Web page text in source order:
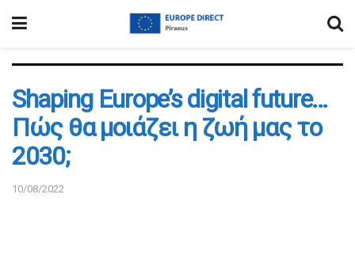
Shaping Europe’s digital future…
Πώς θα μοιάζει η ζωή μας το
2030;
10/08/2022